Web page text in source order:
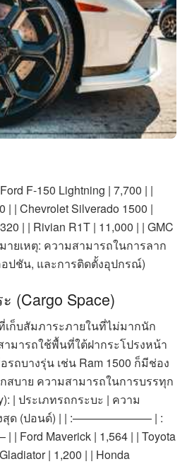
F-150 Lightning | 7,700 | |
| | Chevrolet Silverado 1500 |
| | Rivian R1T | 11,000 | | GMC
ายเหตุ: ความสามารถในการลาก
ปชัน, และการติดตั้งอุปกรณ์)
(Cargo Space)
ก็บสัมภาระภายในที่ไม่มากนัก
ามารถใช้พื้นที่ใต้ฝากระโปรงหน้า
รถบางรุ่น เช่น Ram 1500 ก็มีช่อง
สบาย ความสามารถในการบรรทุก
| ประเภทรถกระบะ | ความ
งสุด (ปอนด์) | | :——————— | :
Maverick | 1,564 | | Toyota
| 1,200 | | Honda